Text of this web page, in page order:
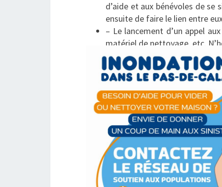
d’aide et aux bénévoles de se
ensuite de faire le lien entre
– Le lancement d’un appel
matériel de nettoyage, etc.